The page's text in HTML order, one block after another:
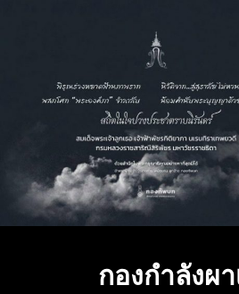
กองกำลังผ